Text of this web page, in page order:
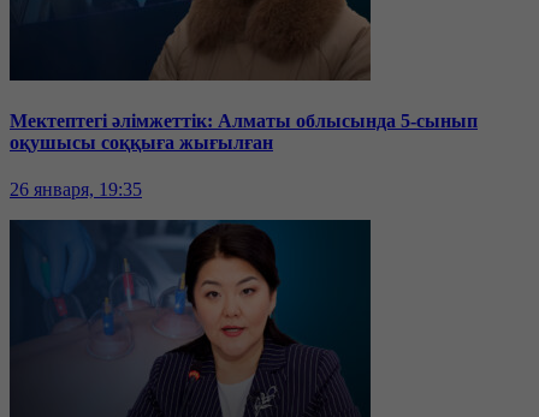
Мектептегі әлімжеттік: Алматы облысында 5-сынып
оқушысы соққыға жығылған
26 января, 19:35